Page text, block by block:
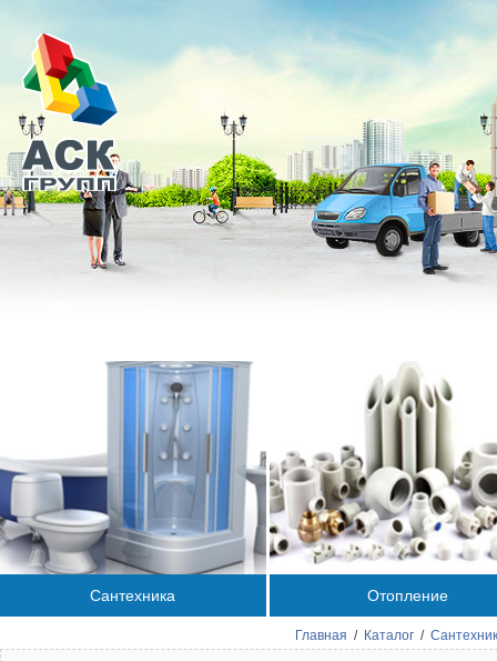
Сантехника Отопление
Главная / Каталог /